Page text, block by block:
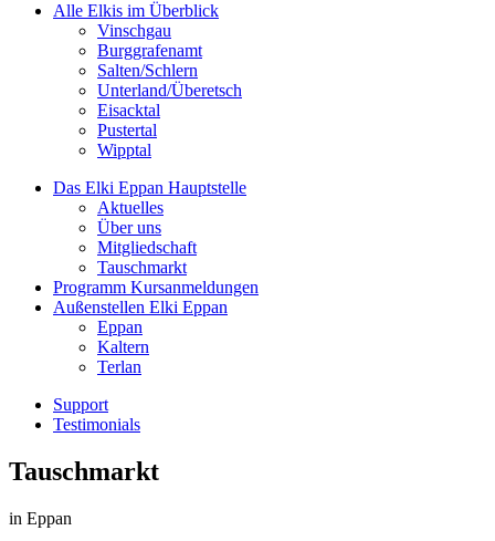
Alle Elkis im Überblick
Vinschgau
Burggrafenamt
Salten/Schlern
Unterland/Überetsch
Eisacktal
Pustertal
Wipptal
Das Elki Eppan Hauptstelle
Aktuelles
Über uns
Mitgliedschaft
Tauschmarkt
Programm Kursanmeldungen
Außenstellen Elki Eppan
Eppan
Kaltern
Terlan
Support
Testimonials
Tauschmarkt
in Eppan